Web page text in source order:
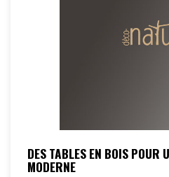
DES TABLES EN BOIS POUR
MODERNE